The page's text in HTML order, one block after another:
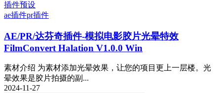
插件预设
ae插件pr插件
AE/PR/达芬奇插件-模拟电影胶片光晕特效
FilmConvert Halation V1.0.0 Win
素材介绍 为素材添加光晕效果，让您的项目更上一层楼。光
晕效果是胶片拍摄的副...
2024-11-27